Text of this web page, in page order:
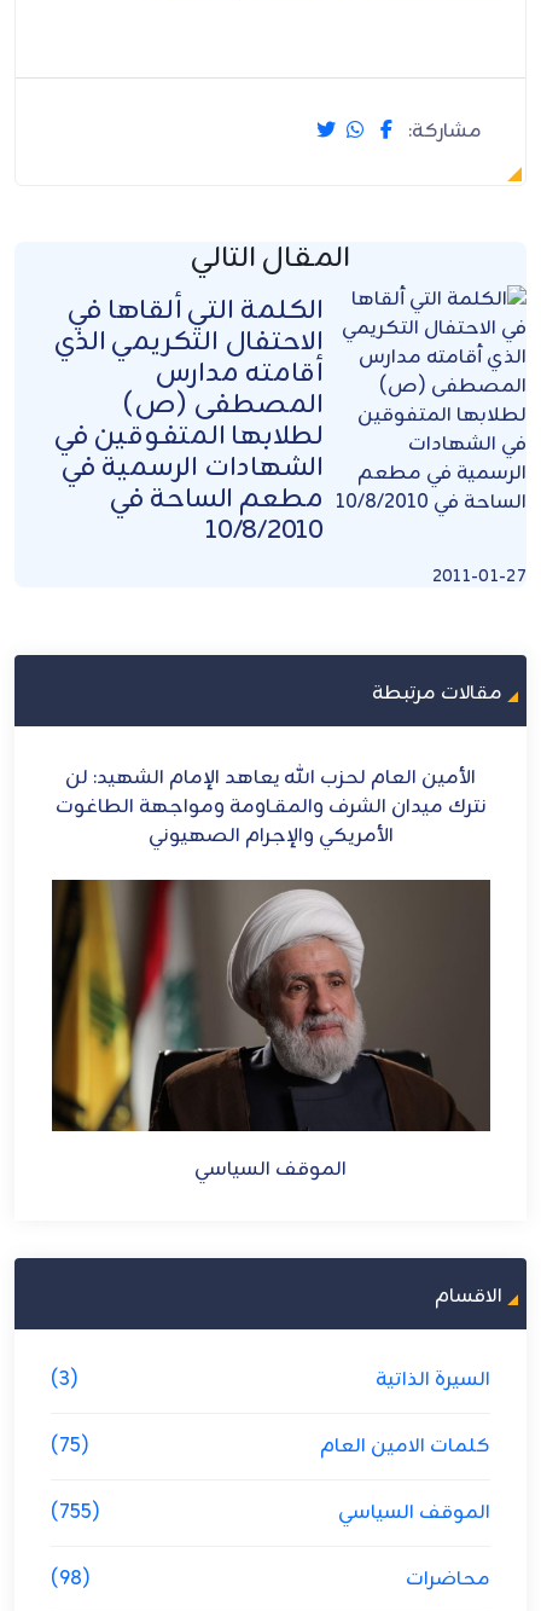
مشاركة:
المقال التالي
الكلمة التي ألقاها في
الاحتفال التكريمي الذي
أقامته مدارس
المصطفى (ص)
لطلابها المتفوقين في
الشهادات الرسمية في
مطعم الساحة في
10/8/2010
2011-01-27
مقالات مرتبطة
الأمين العام لحزب الله يعاهد الإمام الشهيد: لن
نترك ميدان الشرف والمقـاومة ومواجهة الطاغوت
الأمريكي والإجرام الصهيوني
الموقف السياسي
الاقسام
السيرة الذاتية (3)
كلمات الامين العام (75)
الموقف السياسي (755)
محاضرات (98)